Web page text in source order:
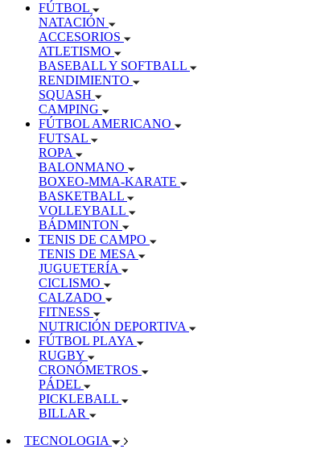
FÚTBOL
NATACIÓN
ACCESORIOS
ATLETISMO
BASEBALL Y SOFTBALL
RENDIMIENTO
SQUASH
CAMPING
FÚTBOL AMERICANO
FUTSAL
ROPA
BALONMANO
BOXEO-MMA-KARATE
BASKETBALL
VOLLEYBALL
BÁDMINTON
TENIS DE CAMPO
TENIS DE MESA
JUGUETERÍA
CICLISMO
CALZADO
FITNESS
NUTRICIÓN DEPORTIVA
FÚTBOL PLAYA
RUGBY
CRONÓMETROS
PÁDEL
PICKLEBALL
BILLAR
TECNOLOGIA